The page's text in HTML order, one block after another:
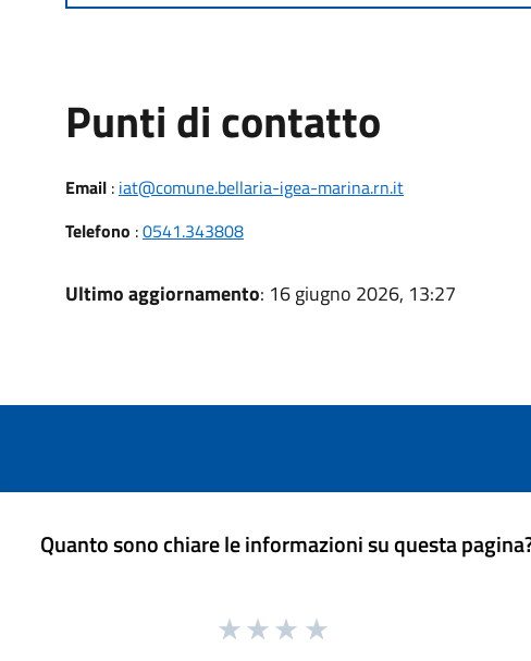
Punti di contatto
Email: iat@comune.bellaria-igea-marina.rn.it
Telefono :0541.343808
Ultimo aggiornamento: 16 giugno 2026, 13:27
Quanto sono chiare le informazioni su questa